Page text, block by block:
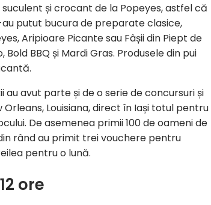
și crocant de la Popeyes, astfel că
putut bucura de preparate clasice,
Aripioare Picante sau Fâșii din Piept de
BBQ și Mardi Gras. Produsele din pui
avut parte și de o serie de concursuri și
Louisiana, direct în Iași totul pentru
De asemenea primii 100 de oameni de
rând au primit trei vouchere pentru
pentru o lună.
ore